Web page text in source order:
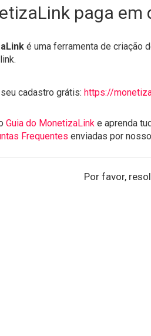
paga em
é uma ferramenta de criação
cadastro grátis: https://
Guia do MonetizaLink e aprenda
Frequentes enviadas por
Por favor,